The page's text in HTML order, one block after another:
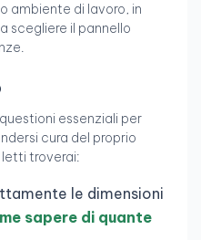
ambiente di lavoro, in
scegliere il pannello
essenziali per
cura del proprio
troverai:
le dimensioni
sapere di quante